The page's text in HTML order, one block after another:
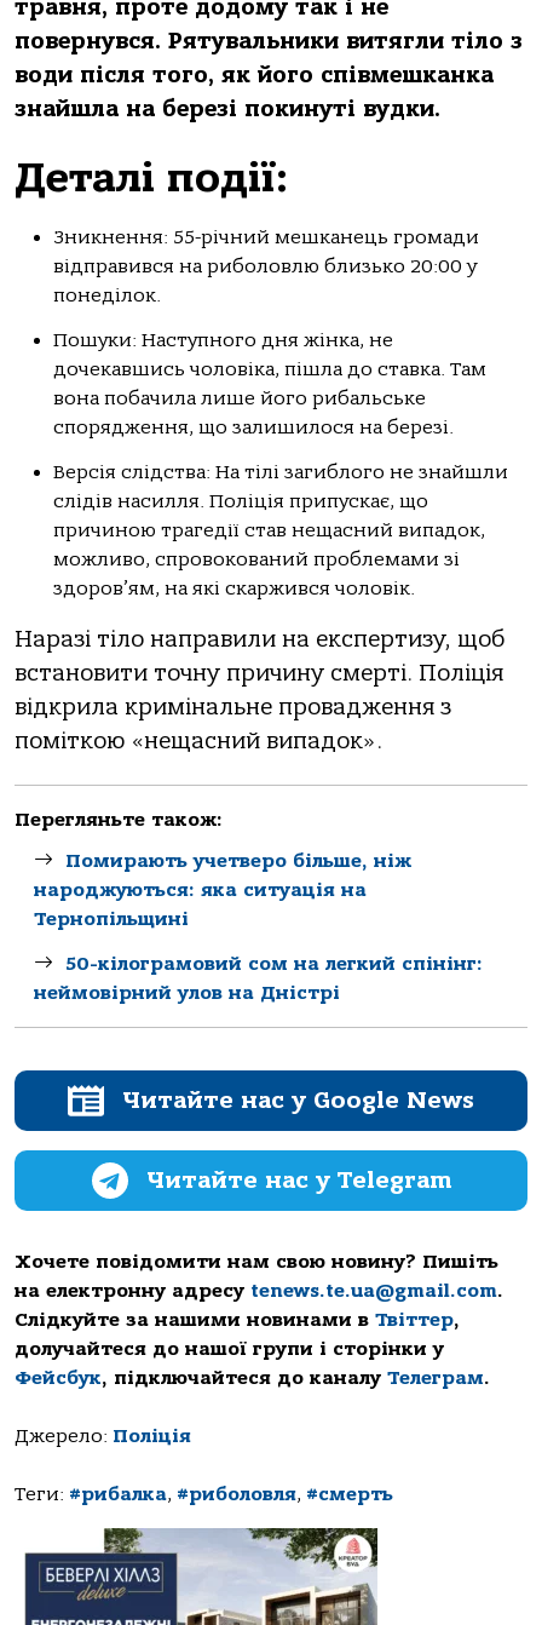
травня, проте додому так і не
повернувся. Рятувальники витягли тіло з
води після того, як його співмешканка
знайшла на березі покинуті вудки.
Деталі події:
Зникнення: 55-річний мешканець громади
відправився на риболовлю близько 20:00 у
понеділок.
Пошуки: Наступного дня жінка, не
дочекавшись чоловіка, пішла до ставка. Там
вона побачила лише його рибальське
спорядження, що залишилося на березі.
Версія слідства: На тілі загиблого не знайшли
слідів насилля. Поліція припускає, що
причиною трагедії став нещасний випадок,
можливо, спровокований проблемами зі
здоров’ям, на які скаржився чоловік.
Наразі тіло направили на експертизу, щоб
встановити точну причину смерті. Поліція
відкрила кримінальне провадження з
поміткою «нещасний випадок».
Перегляньте також:
Помирають учетверо більше, ніж
народжуються: яка ситуація на
Тернопільщині
50-кілограмовий сом на легкий спінінг:
неймовірний улов на Дністрі
Читайте нас у Google News
Читайте нас у Telegram
Хочете повідомити нам свою новину? Пишіть
на електронну адресу tenews.te.ua@gmail.com.
Слідкуйте за нашими новинами в Твіттер,
долучайтеся до нашої групи і сторінки у
Фейсбук, підключайтеся до каналу Телеграм.
Джерело: Поліція
Теги: #рибалка, #риболовля, #смерть